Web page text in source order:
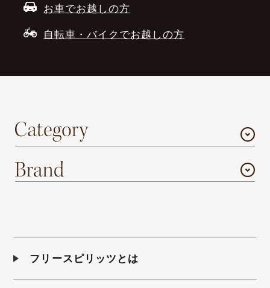
お車でお越しの方
自転車・バイクでお越しの方
フリースピリッツとは